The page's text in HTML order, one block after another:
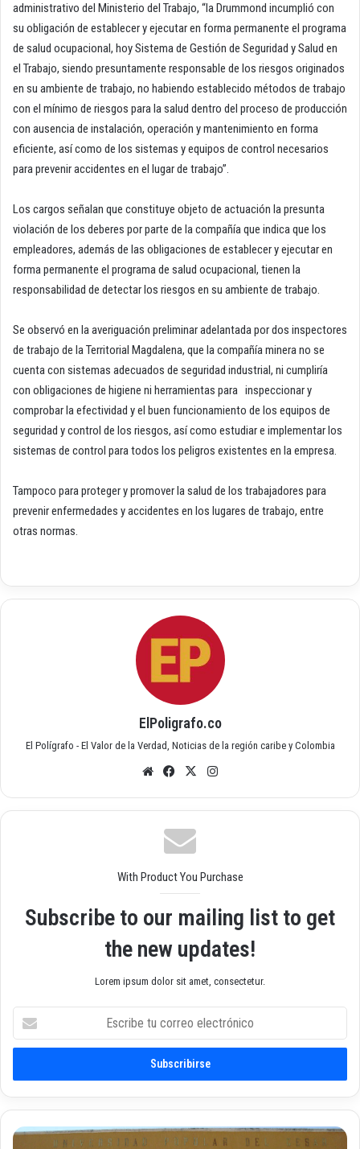
administrativo del Ministerio del Trabajo, “la Drummond incumplió con
su obligación de establecer y ejecutar en forma permanente el programa
de salud ocupacional, hoy Sistema de Gestión de Seguridad y Salud en
el Trabajo, siendo presuntamente responsable de los riesgos originados
en su ambiente de trabajo, no habiendo establecido métodos de trabajo
con el mínimo de riesgos para la salud dentro del proceso de producción
con ausencia de instalación, operación y mantenimiento en forma
eficiente, así como de los sistemas y equipos de control necesarios
para prevenir accidentes en el lugar de trabajo”.
Los cargos señalan que constituye objeto de actuación la presunta
violación de los deberes por parte de la compañía que indica que los
empleadores, además de las obligaciones de establecer y ejecutar en
forma permanente el programa de salud ocupacional, tienen la
responsabilidad de detectar los riesgos en su ambiente de trabajo.
Se observó en la averiguación preliminar adelantada por dos inspectores
de trabajo de la Territorial Magdalena, que la compañía minera no se
cuenta con sistemas adecuados de seguridad industrial, ni cumpliría
con obligaciones de higiene ni herramientas para inspeccionar y
comprobar la efectividad y el buen funcionamiento de los equipos de
seguridad y control de los riesgos, así como estudiar e implementar los
sistemas de control para todos los peligros existentes en la empresa.
Tampoco para proteger y promover la salud de los trabajadores para
prevenir enfermedades y accidentes en los lugares de trabajo, entre
otras normas.
ElPoligrafo.co
El Polígrafo - El Valor de la Verdad, Noticias de la región caribe y Colombia
Siti
we
b
Fac
ok
X
am
With Product You Purchase
Subscribe to our mailing list to get
the new updates!
Lorem ipsum dolor sit amet, consectetur.
c
i
b
tF